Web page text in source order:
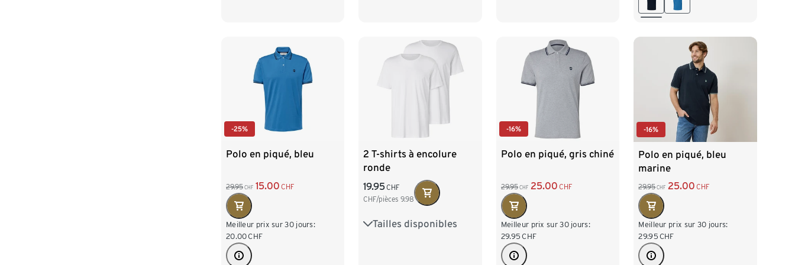
4XL 68/70
-25%
Polo en piqué, bleu
29.95 CHF 15.00 CHF
Meilleur prix sur 30 jours:
20.00CHF
2 T-shirts à encolure
ronde
19.95CHF
CHF/pièces9.98
Tailles disponibles
S 44/46 M 48/50
-16%
Polo en piqué, gris chiné
29.95 CHF 25.00 CHF
Meilleur prix sur 30 jours:
29.95 CHF
-16%
Polo en piqué, bleu
marine
29.95 CHF 25.00 CHF
Meilleur prix sur 30 jours:
29.95 CHF